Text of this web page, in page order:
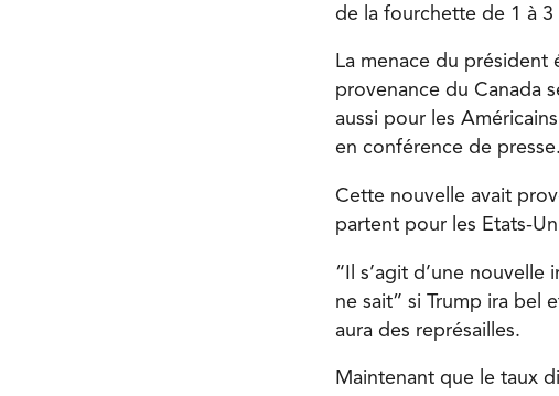
de la fourchette de 1 à 3
La menace du
provenance du Canada
aussi pour les
en conférence de presse.
Cette nouvelle avait
partent pour les Etats-
“Il s’agit d’une
ne sait” si Trump ira bel
aura des représailles.
Maintenant que le taux